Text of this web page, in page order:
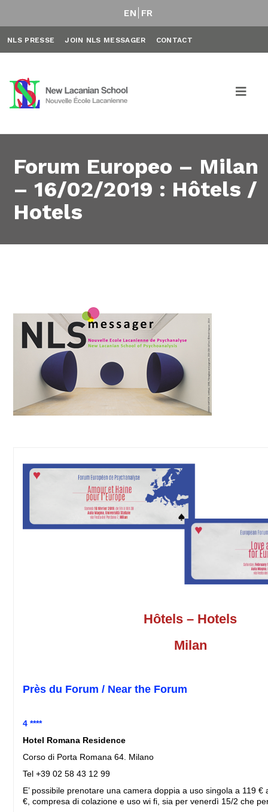
EN FR
NLS PRESSE JOIN NLS MESSAGER CONTACT
Forum Europeo – Milan
– 16/02/2019 : Hôtels /
Hotels
Hôtels – Hotels
Milan
Près du Forum / Near the Forum
4 ****
Hotel Romana Residence
Corso di Porta Romana 64. Milano
Tel +39 02 58 43 12 99
E’ possibile prenotare una camera doppia a uso singola a 119
€, compresa di colazione e uso wi fi, sia per venerdì 15/2 che